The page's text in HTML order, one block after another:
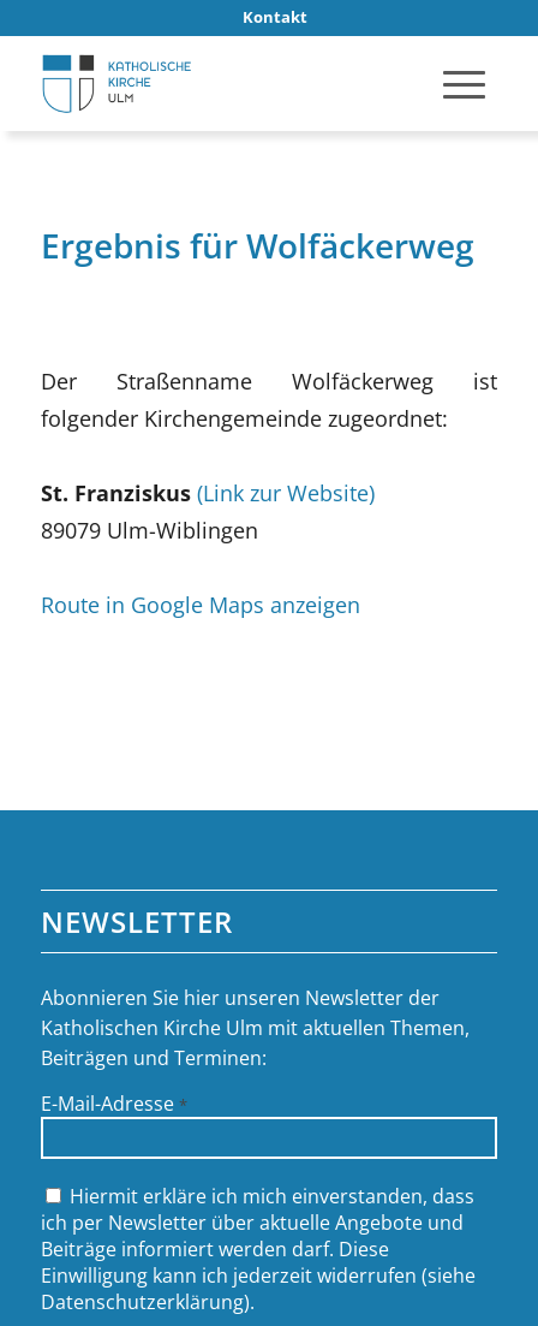
Kontakt
Ergebnis für Wolfäckerweg
Der Straßenname Wolfäckerweg ist
folgender Kirchengemeinde zugeordnet:
St. Franziskus (Link zur Website)
89079 Ulm-Wiblingen
Route in Google Maps anzeigen
NEWSLETTER
Abonnieren Sie hier unseren Newsletter der
Katholischen Kirche Ulm mit aktuellen Themen,
Beiträgen und Terminen:
E-Mail-Adresse *
Hiermit erkläre ich mich einverstanden, dass
ich per Newsletter über aktuelle Angebote und
Beiträge informiert werden darf. Diese
Einwilligung kann ich jederzeit widerrufen (siehe
Datenschutzerklärung).